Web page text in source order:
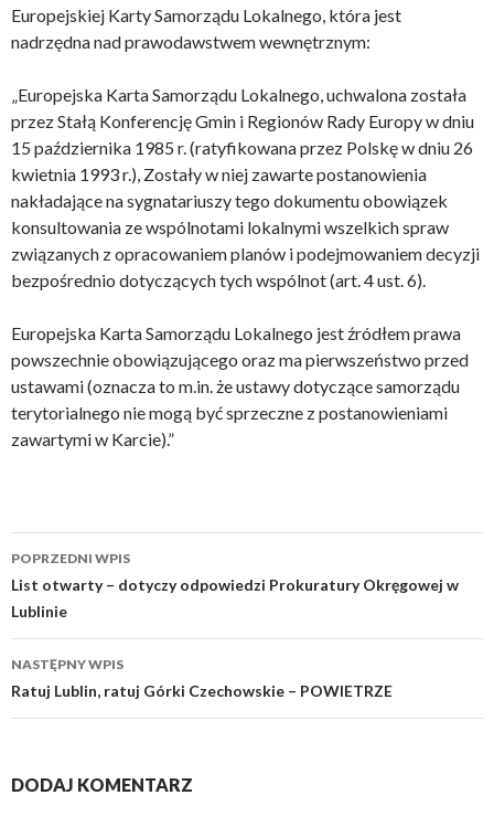
Europejskiej Karty Samorządu Lokalnego, która jest
nadrzędna nad prawodawstwem wewnętrznym:
„Europejska Karta Samorządu Lokalnego, uchwalona została
przez Stałą Konferencję Gmin i Regionów Rady Europy w dniu
15 października 1985 r. (ratyfikowana przez Polskę w dniu 26
kwietnia 1993 r.), Zostały w niej zawarte postanowienia
nakładające na sygnatariuszy tego dokumentu obowiązek
konsultowania ze wspólnotami lokalnymi wszelkich spraw
związanych z opracowaniem planów i podejmowaniem decyzji
bezpośrednio dotyczących tych wspólnot (art. 4 ust. 6).
Europejska Karta Samorządu Lokalnego jest źródłem prawa
powszechnie obowiązującego oraz ma pierwszeństwo przed
ustawami (oznacza to m.in. że ustawy dotyczące samorządu
terytorialnego nie mogą być sprzeczne z postanowieniami
zawartymi w Karcie).”
Zobacz
wpisy
POPRZEDNI WPIS
List otwarty – dotyczy odpowiedzi Prokuratury Okręgowej w
Lublinie
NASTĘPNY WPIS
Ratuj Lublin, ratuj Górki Czechowskie – POWIETRZE
DODAJ KOMENTARZ